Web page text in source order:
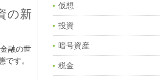
の新
融の世
す。
仮想
投資
暗号資産
税金